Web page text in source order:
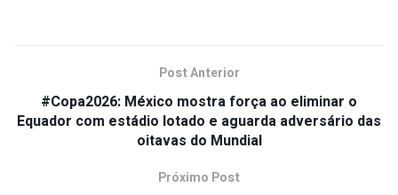
Post Anterior
#Copa2026: México mostra força ao eliminar o
Equador com estádio lotado e aguarda adversário das
oitavas do Mundial
Próximo Post